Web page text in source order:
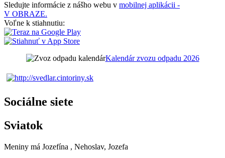
Sledujte informácie z nášho webu v mobilnej aplikácii -
V OBRAZE.
Voľne k stiahnutiu:
Kalendár zvozu odpadu 2026
Sociálne siete
Sviatok
Meniny má Jozefína , Nehoslav, Jozefa